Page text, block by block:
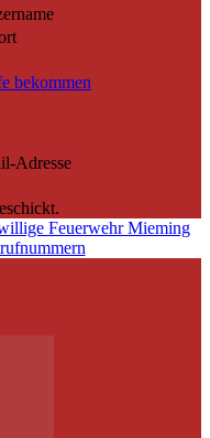
bekommen
Adresse
Feuerwehr Mieming